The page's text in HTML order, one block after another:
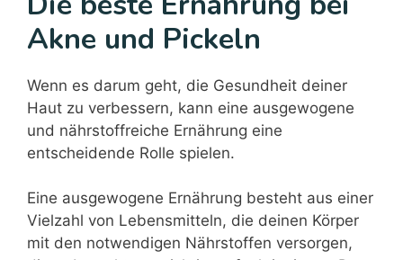
Akne und Pickeln
Wenn es darum geht, die Gesundheit deiner
Haut zu verbessern, kann eine ausgewogene
und nährstoffreiche Ernährung eine
entscheidende Rolle spielen.
Eine ausgewogene Ernährung besteht aus einer
Vielzahl von Lebensmitteln, die deinen Körper
mit den notwendigen Nährstoffen versorgen,